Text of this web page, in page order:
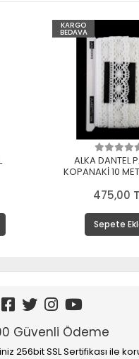
KARGO
BEDAVA
ALKA DANTEL
KOPANAKİ 10
475,00
Sepete
Güvenli Ödeme
256bit SSL Sertifikası ile